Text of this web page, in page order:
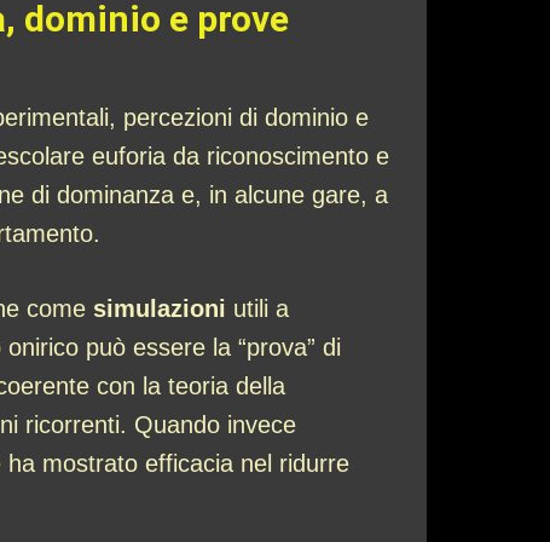
dominio e prove
percezioni di dominio e
euforia da riconoscimento e
di dominanza e, in alcune gare, a
come simulazioni utili a
può essere la “prova” di
con la teoria della
ricorrenti. Quando invece
ha mostrato efficacia nel ridurre